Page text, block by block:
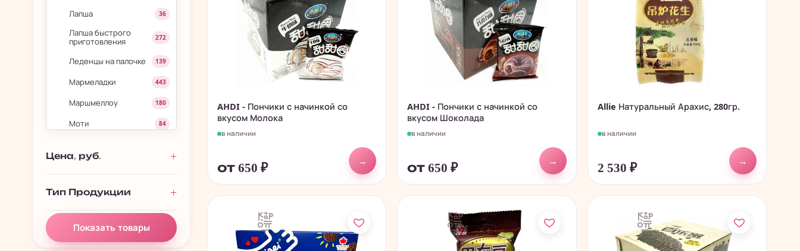
Лапша 36
Лапша быстрого
приготовления
272
Леденцы на палочке 139
Мармеладки 443
Маршмеллоу 180
Моти 84
батончики
Китайские снеки и
Цена, руб.
Тип Продукции
Показать товары
AHDI - Пончики с начинкой со
вкусом Молока
в наличии
от 650 ₽
→
AHDI - Пончики с начинкой со
вкусом Шоколада
в наличии
от 650₽
→
Allie Натуральный Арахис, 280гр.
в наличии
2 530 ₽
→